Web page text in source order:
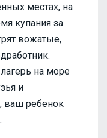
местах, на
купания за
вожатые,
на море
и
ваш ребенок